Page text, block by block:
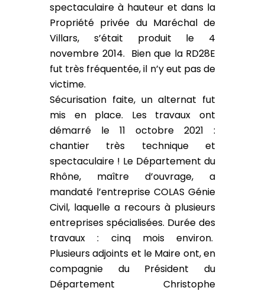
spectaculaire à hauteur et dans la
Propriété privée du Maréchal de
Villars, s’était produit le 4
novembre 2014. Bien que la RD28E
fut très fréquentée, il n’y eut pas de
victime.
Sécurisation faite, un alternat fut
mis en place. Les travaux ont
démarré le 11 octobre 2021 :
chantier très technique et
spectaculaire ! Le Département du
Rhône, maître d’ouvrage, a
mandaté l’entreprise COLAS Génie
Civil, laquelle a recours à plusieurs
entreprises spécialisées. Durée des
travaux : cinq mois environ.
Plusieurs adjoints et le Maire ont, en
compagnie du Président du
Département Christophe